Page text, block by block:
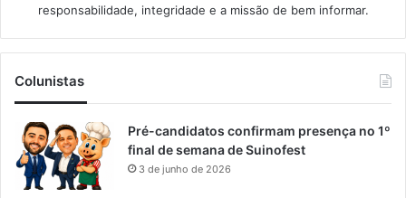
responsabilidade, integridade e a missão de bem informar.​
Colunistas
Pré-candidatos confirmam presença no 1º
final de semana de Suinofest
3 de junho de 2026